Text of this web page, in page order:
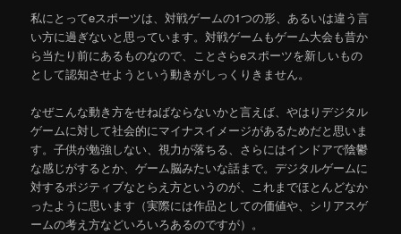
私にとってeスポーツは、対戦ゲームの1つの形、あるいは違う言
い方に過ぎないと思っています。対戦ゲームもゲーム大会も昔か
ら当たり前にあるものなので、ことさらeスポーツを新しいもの
として認知させようという動きがしっくりきません。
なぜこんな動き方をせねばならないかと言えば、やはりデジタル
ゲームに対して社会的にマイナスイメージがあるためだと思いま
す。子供が勉強しない、視力が落ちる、さらにはインドアで陰鬱
な感じがするとか、ゲーム脳みたいな話まで。デジタルゲームに
対するポジティブなとらえ方というのが、これまでほとんどなか
ったように思います（実際には作品としての価値や、シリアスゲ
ームの考え方などいろいろあるのですが）。